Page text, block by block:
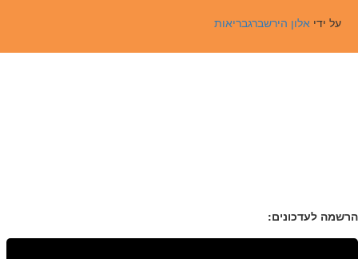
על ידי אלון הירשברגבריאות
הרשמה לעדכונים: